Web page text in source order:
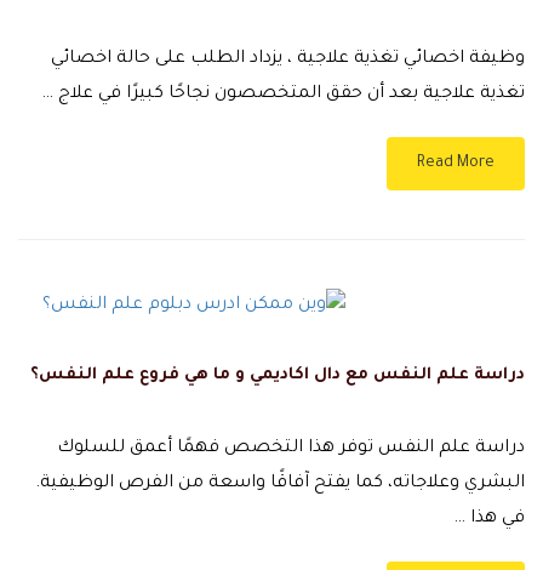
وظيفة اخصائي تغذية علاجية ، يزداد الطلب على حالة اخصائي
تغذية علاجية بعد أن حقق المتخصصون نجاحًا كبيرًا في علاج …
Read More
دراسة علم النفس مع دال اكاديمي و ما هي فروع علم النفس؟
دراسة علم النفس توفر هذا التخصص فهمًا أعمق للسلوك
البشري وعلاجاته، كما يفتح آفاقًا واسعة من الفرص الوظيفية.
في هذا …